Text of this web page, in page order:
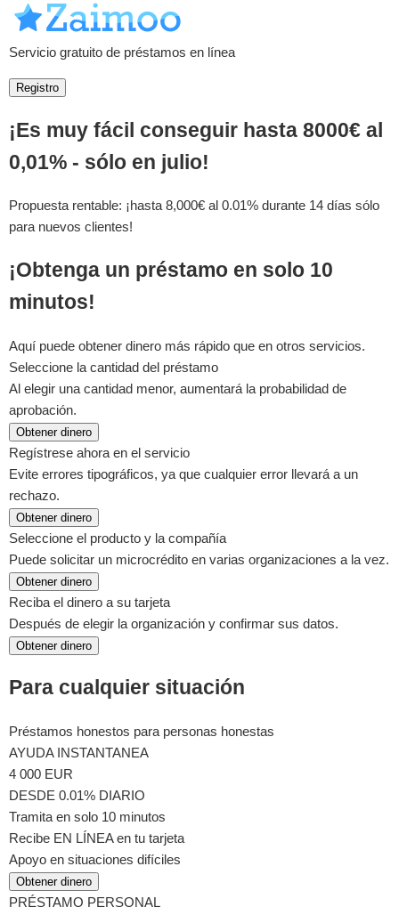
Servicio gratuito de préstamos en línea
Registro
¡Es muy fácil conseguir hasta 8000€ al
0,01% - sólo en julio!
Propuesta rentable: ¡hasta 8,000€ al 0.01% durante 14 días sólo
para nuevos clientes!
¡Obtenga un préstamo en solo 10
minutos!
Aquí puede obtener dinero más rápido que en otros servicios.
Seleccione la cantidad del préstamo
Al elegir una cantidad menor, aumentará la probabilidad de
aprobación.
Obtener dinero
Regístrese ahora en el servicio
Evite errores tipográficos, ya que cualquier error llevará a un
rechazo.
Obtener dinero
Seleccione el producto y la compañía
Puede solicitar un microcrédito en varias organizaciones a la vez.
Obtener dinero
Reciba el dinero a su tarjeta
Después de elegir la organización y confirmar sus datos.
Obtener dinero
Para cualquier situación
Préstamos honestos para personas honestas
AYUDA INSTANTANEA
4 000 EUR
DESDE 0.01% DIARIO
Tramita en solo 10 minutos
Recibe EN LÍNEA en tu tarjeta
Apoyo en situaciones difíciles
Obtener dinero
PRÉSTAMO PERSONAL